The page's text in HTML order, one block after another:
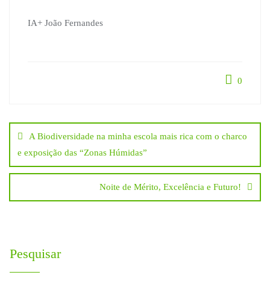
IA+ João Fernandes
0
Navegação
de
artigos
A Biodiversidade na minha escola mais rica com o charco
e exposição das “Zonas Húmidas”
Noite de Mérito, Excelência e Futuro!
Pesquisar